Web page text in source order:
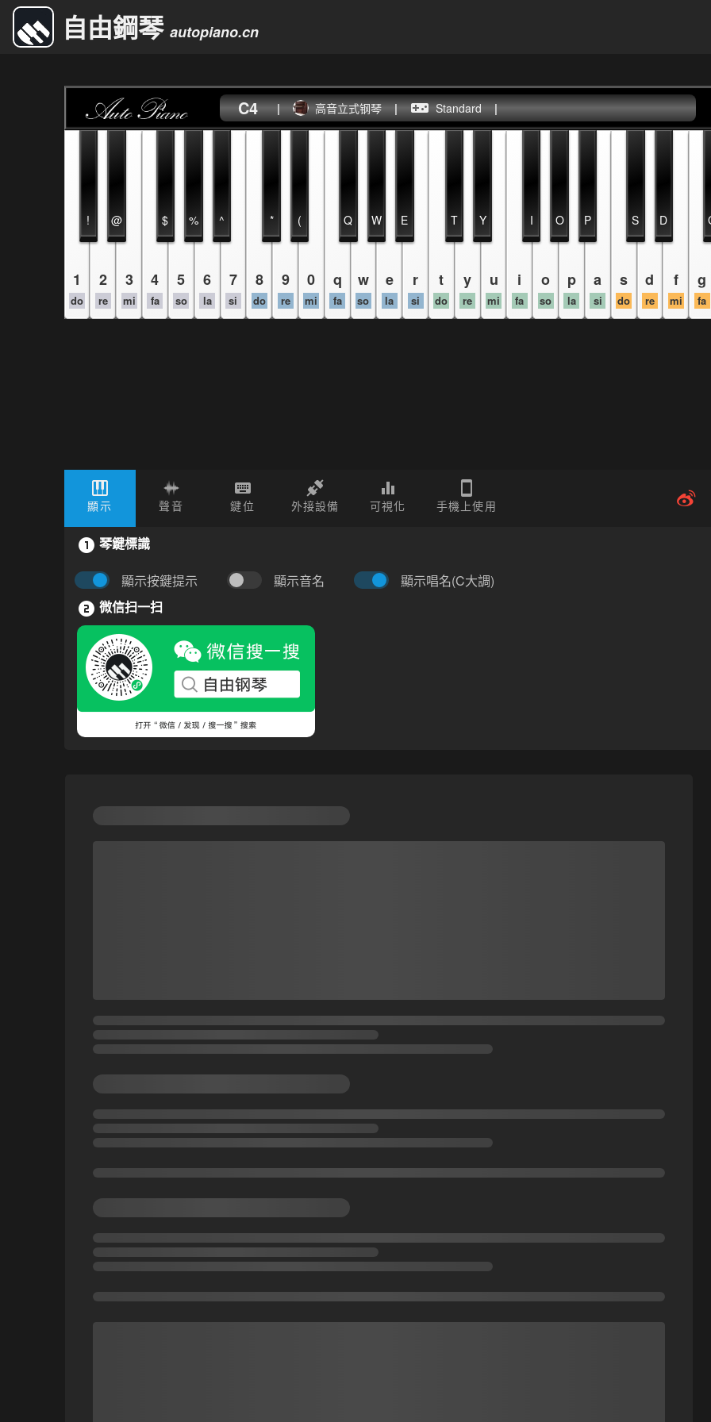
自由鋼琴 autopiano.cn
C4 | 高音立式钢琴 | Standard |
1
do
2
re
3
mi
4
fa
5
so
6
la
7
si
8
do
9
re
0
mi
q
fa
w
so
e
la
r
si
t
do
y
re
u
mi
i
fa
o
so
p
la
a
si
s
do
d
re
f
mi
g
fa
! @ $ % ^ * ( Q W E T Y I O P S D
顯示 聲音 鍵位 外接設備 可視化 手機上使用
琴鍵標識
顯示按鍵提示 顯示音名 顯示唱名(C大調)
微信扫一扫